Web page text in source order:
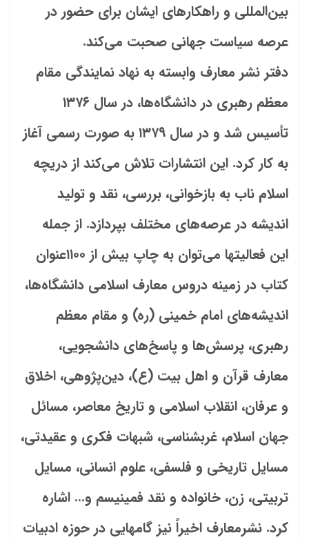
بین‌المللی و راهکارهای ایشان برای حضور در
عرصه سیاست جهانی صحبت می‌کند.
دفتر نشر معارف وابسته به نهاد نمایندگی مقام
معظم رهبری در دانشگاه‏‌ها، در سال ۱۳۷۶
تأسیس شد و در سال ۱۳۷۹ به صورت رسمی آغاز
به کار کرد. این انتشارات تلاش می‌کند از دریچه
اسلام ناب به بازخوانى، بررسى، نقد و تولید
اندیشه در عرصه‌هاى مختلف بپردازد. از جمله
این فعالیت‏ها می‌‌‌‌‌‌‌‌‌‌‌‌‌‌‌‌‌‌توان به چاپ بیش از ۱۱۰۰عنوان
کتاب در زمینه دروس معارف اسلامى دانشگاه‌ها،
اندیشه‏‌های امام خمینی (ره) و مقام معظم
رهبرى، پرسش‌ها و پاسخ‌هاى دانشجویى،
معارف قرآن و اهل‏ بیت (ع)، دین‌پژوهى، اخلاق
و عرفان، انقلاب اسلامى و تاریخ معاصر، مسائل
جهان اسلام، غرب‏شناسی، شبهات فکری و عقیدتی،
مسایل تاریخی و فلسفی، علوم انسانی، مسایل
تربیتى، زن، خانواده و نقد فمینیسم و… اشاره
کرد. نشرمعارف اخیراً نیز گام‏هایی در حوزه ادبیات